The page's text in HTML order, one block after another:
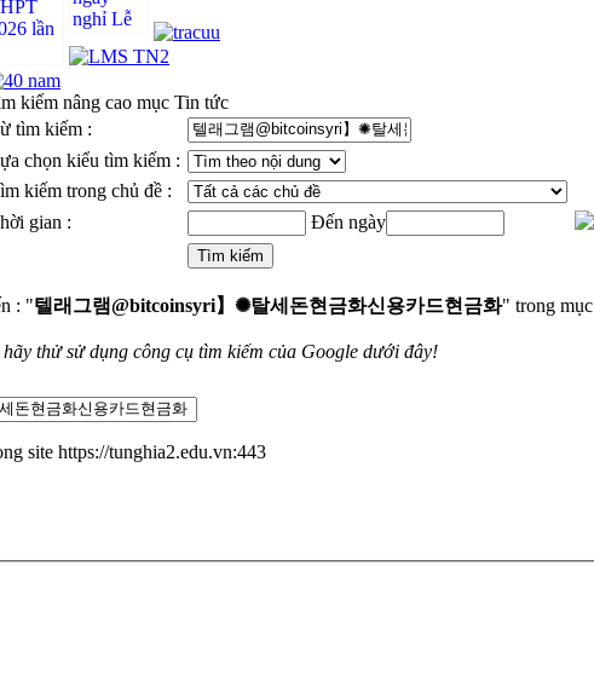
kiếm nâng cao mục Tin tức
tìm kiếm :
chọn kiểu tìm kiếm :
kiếm trong chủ đề :
gian :
Đến ngày
: "텔래그램@bitcoinsyri】✺탈세돈현금화신용카드현금화" trong mục
thử sử dụng công cụ tìm kiếm của Google dưới đây!
site https://tunghia2.edu.vn:443